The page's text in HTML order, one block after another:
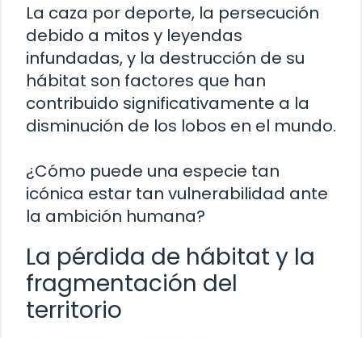
La caza por deporte, la persecución
debido a mitos y leyendas
infundadas, y la destrucción de su
hábitat son factores que han
contribuido significativamente a la
disminución de los lobos en el mundo.
¿Cómo puede una especie tan
icónica estar tan vulnerabilidad ante
la ambición humana?
La pérdida de hábitat y la
fragmentación del
territorio